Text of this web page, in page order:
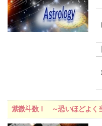
紫微斗数Ⅰ ～恐いほどよく